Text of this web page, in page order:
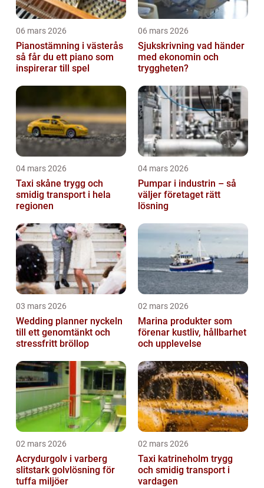
06 mars 2026
Pianostämning i västerås
så får du ett piano som
inspirerar till spel
06 mars 2026
Sjukskrivning vad händer
med ekonomin och
tryggheten?
04 mars 2026
Taxi skåne trygg och
smidig transport i hela
regionen
04 mars 2026
Pumpar i industrin – så
väljer företaget rätt
lösning
03 mars 2026
Wedding planner nyckeln
till ett genomtänkt och
stressfritt bröllop
02 mars 2026
Marina produkter som
förenar kustliv, hållbarhet
och upplevelse
02 mars 2026
Acrydurgolv i varberg
slitstark golvlösning för
tuffa miljöer
02 mars 2026
Taxi katrineholm trygg
och smidig transport i
vardagen